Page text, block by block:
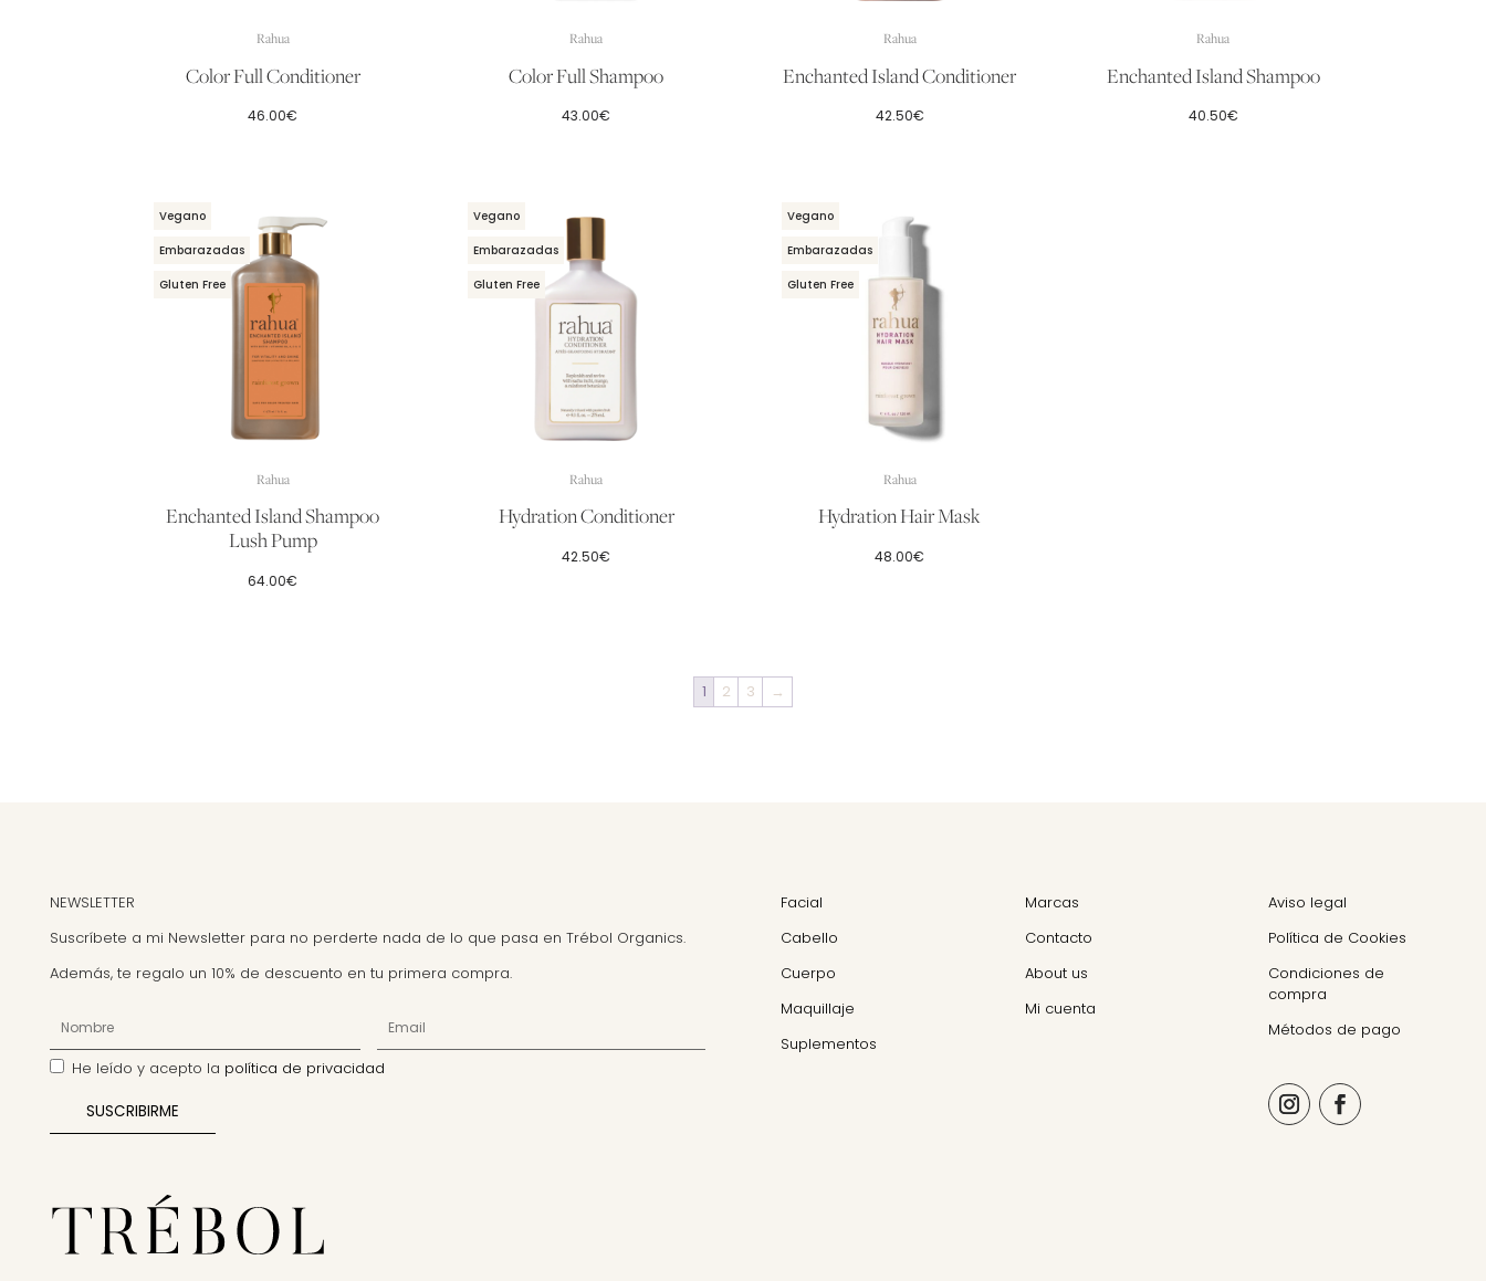
Rahua
Color Full Conditioner
46.00€
Rahua
Color Full Shampoo
43.00€
Rahua
Enchanted Island Conditioner
42.50€
Rahua
Enchanted Island Shampoo
40.50€
Vegano
Embarazadas
Gluten Free
Rahua
Enchanted Island Shampoo
Lush Pump
64.00€
Vegano
Embarazadas
Gluten Free
Rahua
Hydration Conditioner
42.50€
Vegano
Embarazadas
Gluten Free
Rahua
Hydration Hair Mask
48.00€
1 2 3 →
NEWSLETTER
Suscríbete a mi Newsletter para no perderte nada de lo que pasa en Trébol Organics.
Además, te regalo un 10% de descuento en tu primera compra.
He leído y acepto la política de privacidad
Facial
Cabello
Cuerpo
Maquillaje
Suplementos
Marcas
Contacto
About us
Mi cuenta
Aviso legal
Política de Cookies
Condiciones de
compra
Métodos de pago